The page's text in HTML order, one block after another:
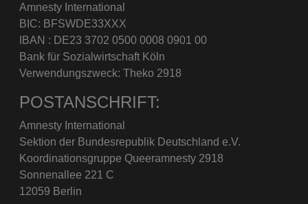
Amnesty International
BIC: BFSWDE33XXX
IBAN : DE23 3702 0500 0008 0901 00
Bank für Sozialwirtschaft Köln
Verwendungszweck: Theko 2918
POSTANSCHRIFT:
Amnesty International
Sektion der Bundesrepublik Deutschland e.V.
Koordinationsgruppe Queeramnesty 2918
Sonnenallee 221 C
12059 Berlin